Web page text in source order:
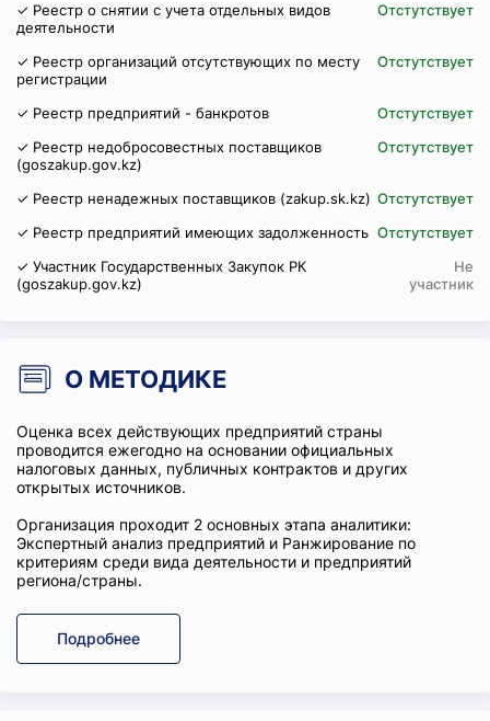
✓ Реестр о снятии с учета отдельных видов
деятельности
Отстутствует
✓ Реестр организаций отсутствующих по месту
регистрации
Отстутствует
✓ Реестр предприятий - банкротов
Отстутствует
✓ Реестр недобросовестных поставщиков
(goszakup.gov.kz)
Отстутствует
✓ Реестр ненадежных поставщиков (zakup.sk.kz) Отстутствует
✓ Реестр предприятий имеющих задолженность Отстутствует
✓ Участник Государственных Закупок РК
(goszakup.gov.kz)
Не
участник
О МЕТОДИКЕ
Оценка всех действующих предприятий страны
проводится ежегодно на основании официальных
налоговых данных, публичных контрактов и других
открытых источников.
Организация проходит 2 основных этапа аналитики:
Экспертный анализ предприятий и Ранжирование по
критериям среди вида деятельности и предприятий
региона/страны.
Подробнее